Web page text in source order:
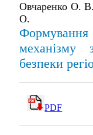
Овчаренко О.
О.
механізму
безпеки
PDF